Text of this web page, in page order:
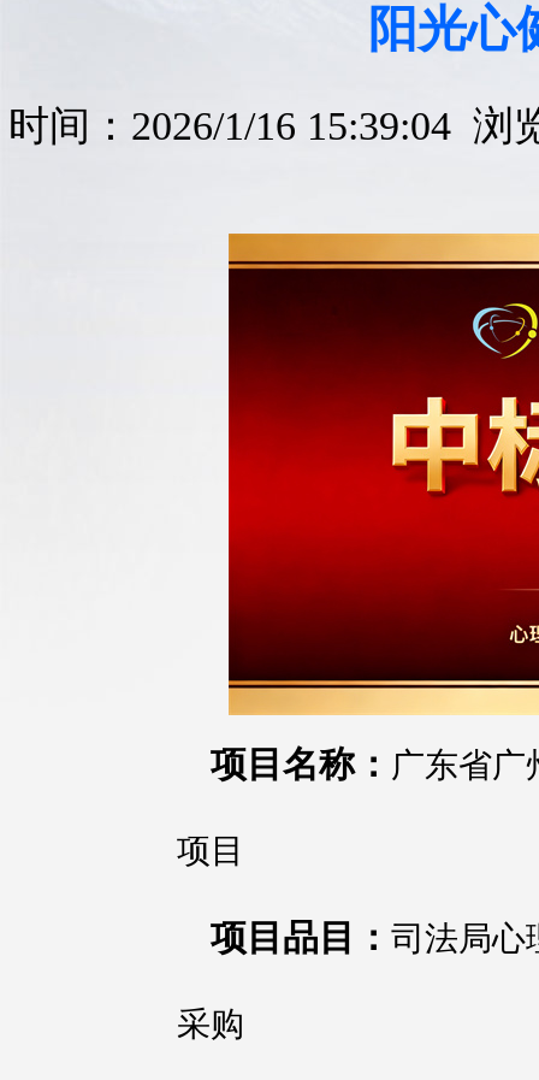
阳光心
时间：2026/1/16 15:39:04
项目名称： 广东省
项目
项目品目： 司法局心
采购